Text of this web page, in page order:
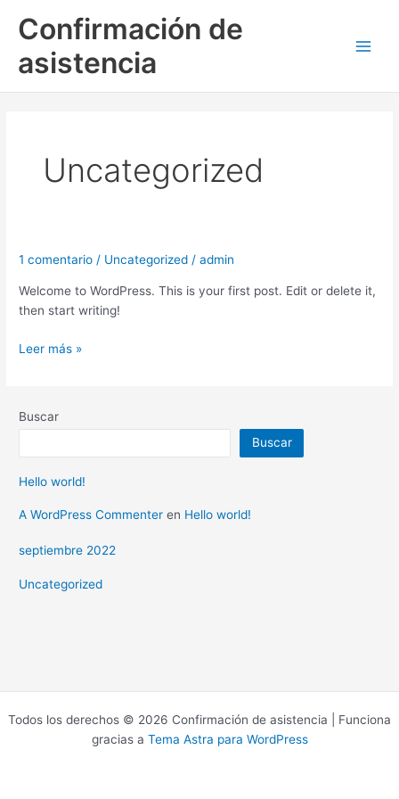
contenido
Confirmación de
asistencia
Uncategorized
1 comentario / Uncategorized /admin
Welcome to WordPress. This is your first post. Edit or delete it,
then start writing!
Hello
Leer más »
Buscar
Buscar
Hello world!
A WordPress Commenter en Hello world!
septiembre 2022
Uncategorized
Todos los derechos © 2026 Confirmación de asistencia | Funciona
gracias a Tema Astra para WordPress